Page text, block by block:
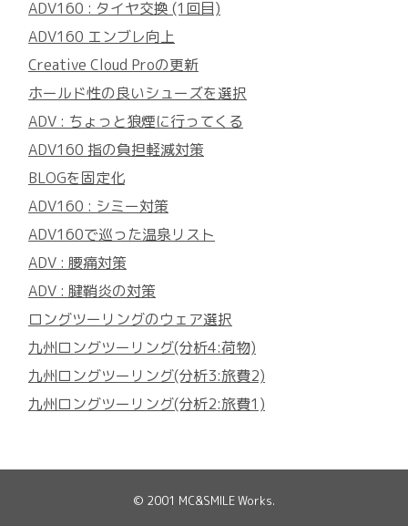
ADV160 : タイヤ交換 (1回目)
ADV160 エンブレ向上
Creative Cloud Proの更新
ホールド性の良いシューズを選択
ADV : ちょっと狼煙に行ってくる
ADV160 指の負担軽減対策
BLOGを固定化
ADV160 : シミー対策
ADV160で巡った温泉リスト
ADV : 腰痛対策
ADV : 腱鞘炎の対策
ロングツーリングのウェア選択
九州ロングツーリング(分析4:荷物)
九州ロングツーリング(分析3:旅費2)
九州ロングツーリング(分析2:旅費1)
© 2001 MC&SMILE Works.